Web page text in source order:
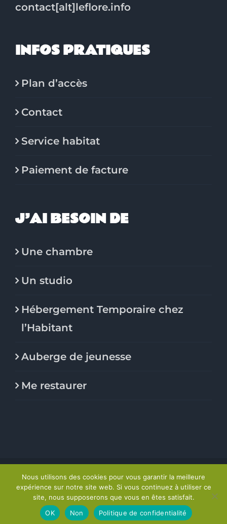
contact[alt]leflore.info
INFOS PRATIQUES
Plan d’accès
Contact
Service habitat
Paiement de facture
J’AI BESOIN DE
Une chambre
Un studio
Hébergement Temporaire chez
l’Habitant
Auberge de jeunesse
Me restaurer
© Le Flore, habitat jeunes | Mention légales &
Politique
de confidentialité
Nous utilisons des cookies pour vous garantir la meilleure
expérience sur notre site web. Si vous continuez à utiliser ce
site, nous supposerons que vous en êtes satisfait.
OK
Non Politique de confidentialité